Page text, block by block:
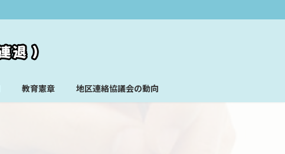
教育憲章 地区連絡協議会の動向